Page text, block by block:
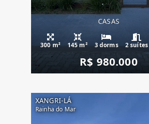
CASAS
300 m² 145 m² 3 dorms 2 suítes
R$ 980.000
XANGRI-LÁ
Rainha do Mar